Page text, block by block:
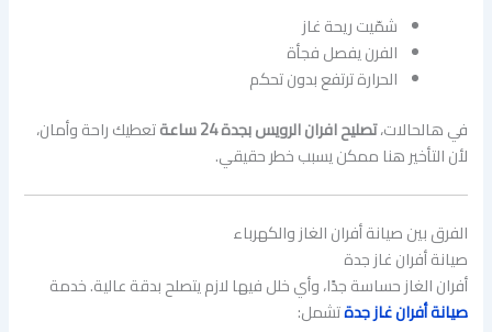
شمّيت ريحة غاز
الفرن يفصل فجأة
الحرارة ترتفع بدون تحكم
في هالحالات،تصليح افران الرويس بجدة24 ساعة
تعطيك راحة وأمان،
لأن التأخير هنا ممكن يسبب خطر حقيقي.
الفرق بين صيانة أفران الغاز والكهرباء
صيانة أفران غاز جدة
أفران الغاز حساسة جدًا، وأي خلل فيها لازم يتصلح بدقة عالية. خدمة
صيانة أفران غاز جدةتشمل: